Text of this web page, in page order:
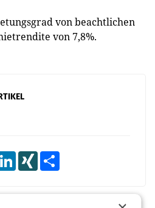
von beachtlichen
von 7,8%.
LinkedInXING